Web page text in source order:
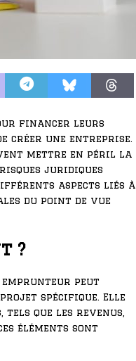
financer leurs
créer une entreprise.
mettre en péril la
risques juridiques
aspects liés à
du point de vue
?
emprunteur peut
spécifique. Elle
que les revenus,
éléments sont